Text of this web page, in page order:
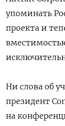
упоминать
проекта и
Ни слова об
президент
на